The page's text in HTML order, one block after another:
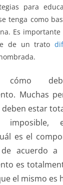
para
tenga como
Es importante
de un trato
cómo
Muchas
estar
es el
acuerdo a
es
el mismo es